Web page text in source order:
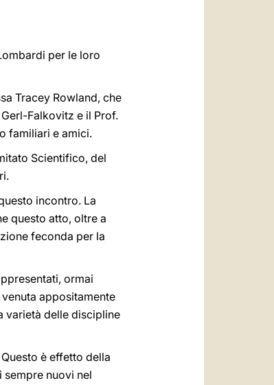
per le loro
Tracey Rowland, che
Falkovitz e il Prof.
familiari e amici.
Scientifico, del
incontro. La
questo atto, oltre a
feconda per la
ormai
appositamente
varietà delle discipline
è effetto della
sempre nuovi nel